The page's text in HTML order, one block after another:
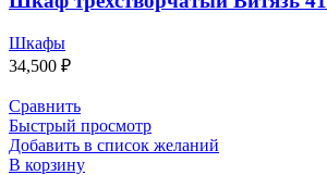
Шкафы
34,500 ₽
Сравнить
Быстрый просмотр
Добавить в список желаний
В корзину